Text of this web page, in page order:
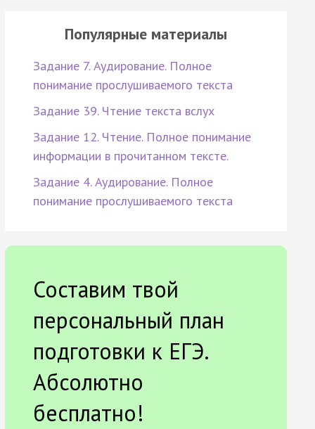
Популярные материалы
Задание 7. Аудирование. Полное
понимание прослушиваемого текста
Задание 39. Чтение текста вслух
Задание 12. Чтение. Полное понимание
информации в прочитанном тексте.
Задание 4. Аудирование. Полное
понимание прослушиваемого текста
Составим твой
персональный план
подготовки к ЕГЭ.
Абсолютно
бесплатно!